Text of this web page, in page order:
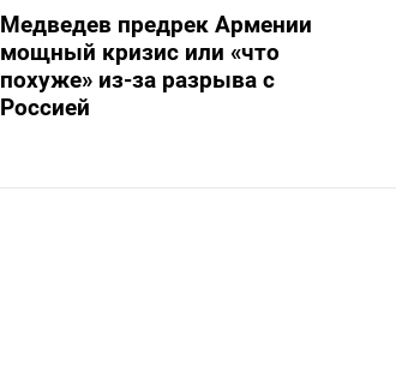
Медведев предрек Армении
мощный кризис или «что
похуже» из-за разрыва с
Россией